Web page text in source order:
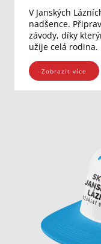
V Janských
nadšence.
závody, díky
užije celá rodina.
Zobrazit více